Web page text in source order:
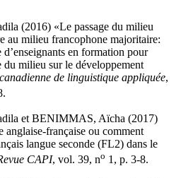
(2016) «Le passage du milieu
au milieu francophone majoritaire:
d’enseignants en formation pour
du milieu sur le développement
de linguistique appliquée,
et BENIMMAS, Aïcha (2017)
française ou comment
langue seconde (FL2) dans le
CAPI, vol. 39, no 1, p. 3-8.